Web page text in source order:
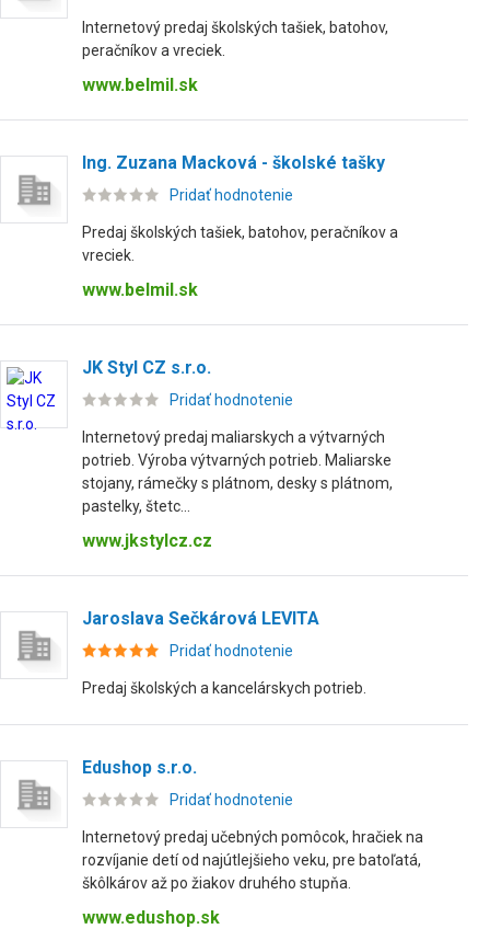
Internetový predaj školských tašiek, batohov,
peračníkov a vreciek.
www.belmil.sk
Ing. Zuzana Macková - školské tašky
Pridať hodnotenie
Predaj školských tašiek, batohov, peračníkov a
vreciek.
www.belmil.sk
JK Styl CZ s.r.o.
Pridať hodnotenie
Internetový predaj maliarskych a výtvarných
potrieb. Výroba výtvarných potrieb. Maliarske
stojany, rámečky s plátnom, desky s plátnom,
pastelky, štetc...
www.jkstylcz.cz
Jaroslava Sečkárová LEVITA
Pridať hodnotenie
Predaj školských a kancelárskych potrieb.
Edushop s.r.o.
Pridať hodnotenie
Internetový predaj učebných pomôcok, hračiek na
rozvíjanie detí od najútlejšieho veku, pre batoľatá,
škôlkárov až po žiakov druhého stupňa.
www.edushop.sk